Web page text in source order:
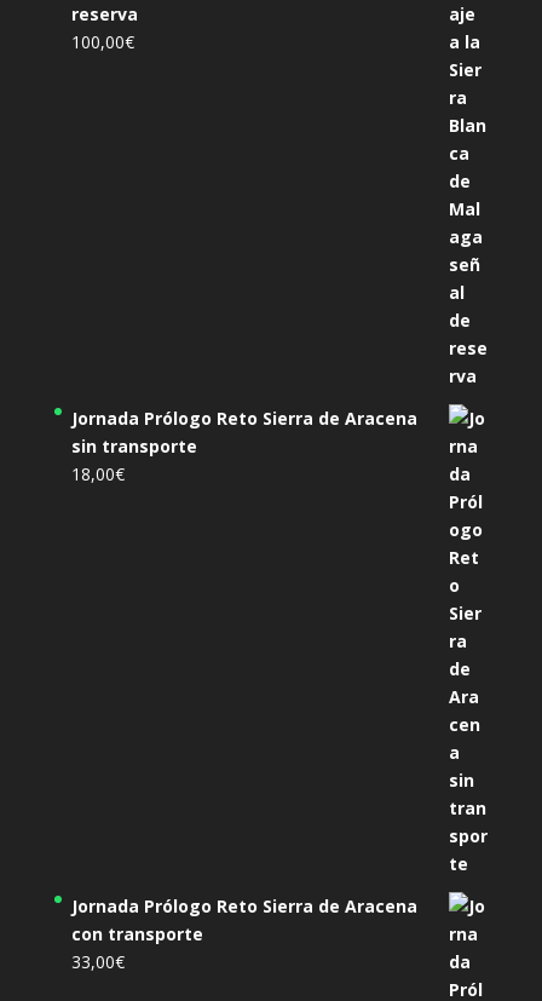
reserva
100,00€
Jornada Prólogo Reto Sierra de Aracena
sin transporte
18,00€
Jornada Prólogo Reto Sierra de Aracena
con transporte
33,00€